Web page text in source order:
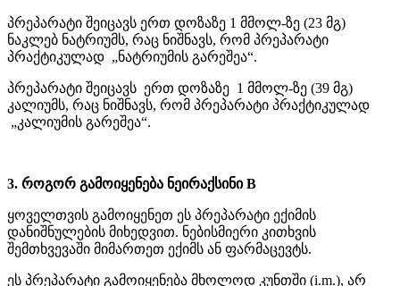
პრეპარატი შეიცავს ერთ დოზაზე 1 მმოლ-ზე (23 მგ)
ნაკლებ ნატრიუმს, რაც ნიშნავს, რომ პრეპარატი
პრაქტიკულად „ნატრიუმის გარეშეა“.
პრეპარატი შეიცავს ერთ დოზაზე 1 მმოლ-ზე (39 მგ)
კალიუმს, რაც ნიშნავს, რომ პრეპარატი პრაქტიკულად
„კალიუმის გარეშეა“.
3. როგორ გამოიყენება ნეირაქსინი B
ყოველთვის გამოიყენეთ ეს პრეპარატი ექიმის
დანიშნულების მიხედვით. ნებისმიერი კითხვის
შემთხვევაში მიმართეთ ექიმს ან ფარმაცევტს.
ეს პრეპარატი გამოიყენება მხოლოდ კუნთში (i.m.), არ